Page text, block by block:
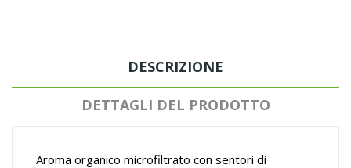
DESCRIZIONE
DETTAGLI DEL PRODOTTO
Aroma organico microfiltrato con sentori di